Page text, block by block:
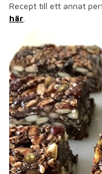
Recept till ett annat
här